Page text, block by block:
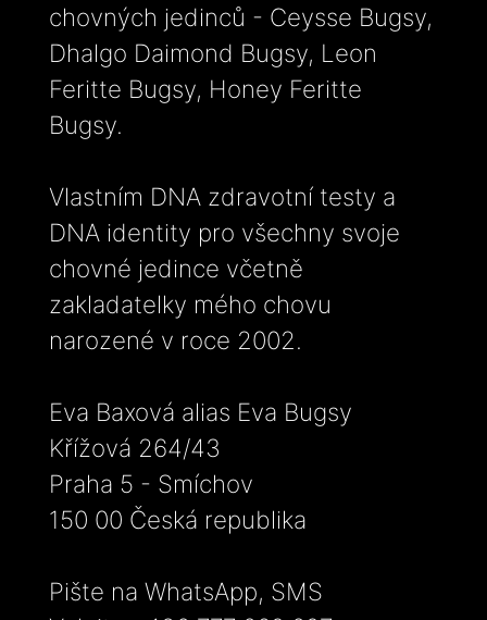
chovných jedinců - Ceysse Bugsy,
Dhalgo Daimond Bugsy, Leon
Feritte Bugsy, Honey Feritte
Bugsy.
Vlastním DNA zdravotní testy a
DNA identity pro všechny svoje
chovné jedince včetně
zakladatelky mého chovu
narozené v roce 2002.
Eva Baxová alias Eva Bugsy
Křížová 264/43
Praha 5 - Smíchov
150 00 Česká republika
Pište na WhatsApp, SMS